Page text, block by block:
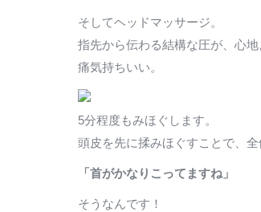
そしてヘッドマッサージ。
指先から伝わる結構な圧が、心
痛気持ちいい。
5分程度もみほぐします。
頭皮を先に揉みほぐすことで、
「首がかなりこってますね」
そうなんです！